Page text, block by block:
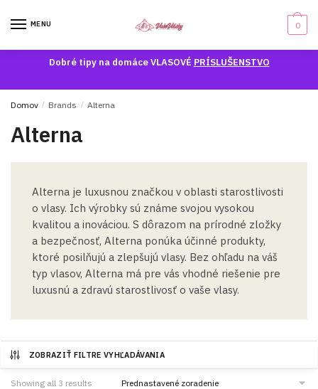
MENU 0
Dobré tipy na domáce VLASOVÉ PRÍSLUŠENSTVO
Domov / Brands / Alterna
Alterna
Alterna je luxusnou značkou v oblasti starostlivosti
o vlasy. Ich výrobky sú známe svojou vysokou
kvalitou a inováciou. S dôrazom na prírodné zložky
a bezpečnosť, Alterna ponúka účinné produkty,
ktoré posilňujú a zlepšujú vlasy. Bez ohľadu na váš
typ vlasov, Alterna má pre vás vhodné riešenie pre
luxusnú a zdravú starostlivosť o vaše vlasy.
ZOBRAZIŤ FILTRE VYHĽADÁVANIA
Showing all 3 results